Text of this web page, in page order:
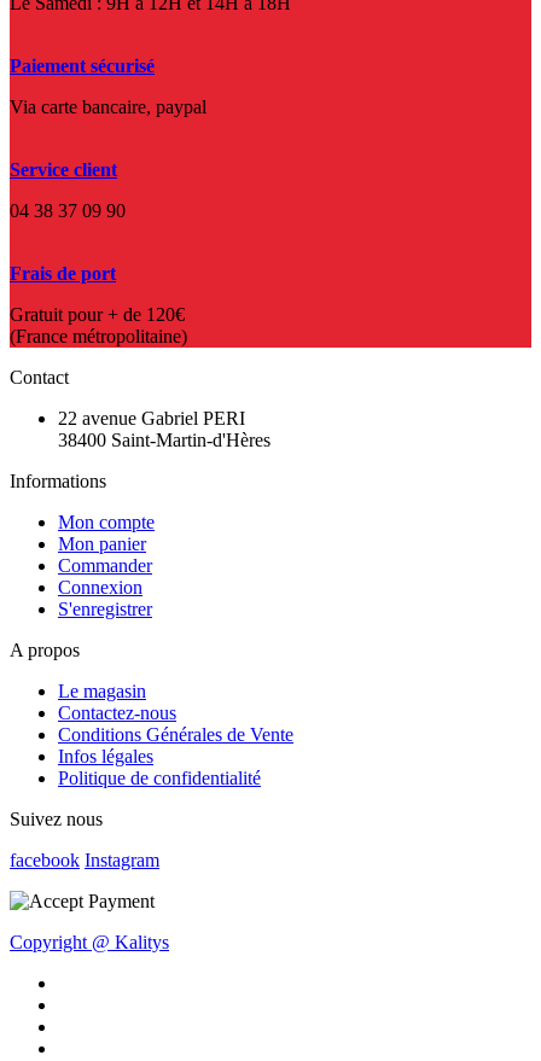
Paiement sécurisé
Via carte bancaire, paypal
Service client
04 38 37 09 90
Frais de port
Gratuit pour + de 120€
(France métropolitaine)
Contact
22 avenue Gabriel PERI
38400 Saint-Martin-d'Hères
Informations
Mon compte
Mon panier
Commander
Connexion
S'enregistrer
A propos
Le magasin
Contactez-nous
Conditions Générales de Vente
Infos légales
Politique de confidentialité
Suivez nous
facebook Instagram
Copyright @ Kalitys